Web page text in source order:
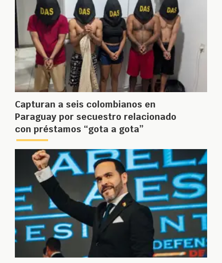
Capturan a seis colombianos en
Paraguay por secuestro relacionado
con préstamos “gota a gota”